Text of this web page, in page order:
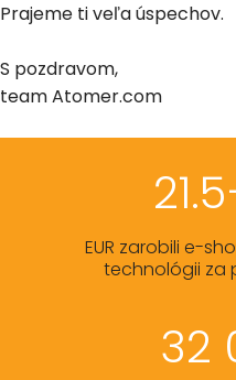
Prajeme ti veľa úspechov.
S pozdravom,
team Atomer.com
EUR zarobili e-
technológii za
32